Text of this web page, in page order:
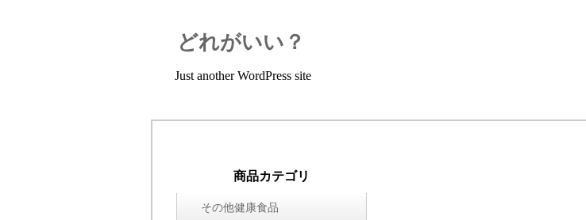
どれがいい？
Just another WordPress site
商品カテゴリ
その他健康食品